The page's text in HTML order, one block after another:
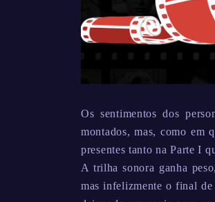
Os sentimentos dos
montados, mas, como em
presentes tanto na Parte I
A trilha sonora ganha
mas infelizmente o final